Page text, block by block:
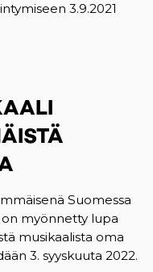
3.9.2021
Suomessa
on myönnetty lupa
musikaalista oma
3. syyskuuta 2022.